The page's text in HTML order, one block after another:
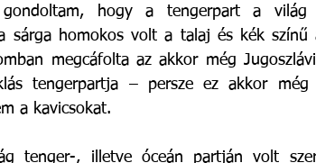
hogy a tengerpart a világ
sárga homokos volt a talaj és kék színű
megcáfolta az akkor még
tengerpartja – persze ez akkor
a kavicsokat.
tenger-, illetve óceán partján volt